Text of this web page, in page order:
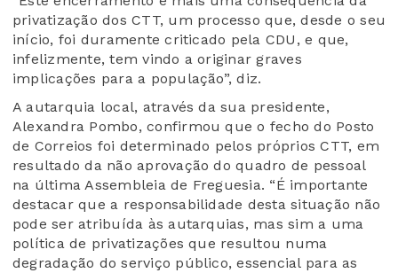
privatização dos CTT, um processo que, desde o seu
início, foi duramente criticado pela CDU, e que,
infelizmente, tem vindo a originar graves
implicações para a população”, diz.
A autarquia local, através da sua presidente,
Alexandra Pombo, confirmou que o fecho do Posto
de Correios foi determinado pelos próprios CTT, em
resultado da não aprovação do quadro de pessoal
na última Assembleia de Freguesia. “É importante
destacar que a responsabilidade desta situação não
pode ser atribuída às autarquias, mas sim a uma
política de privatizações que resultou numa
degradação do serviço público, essencial para as